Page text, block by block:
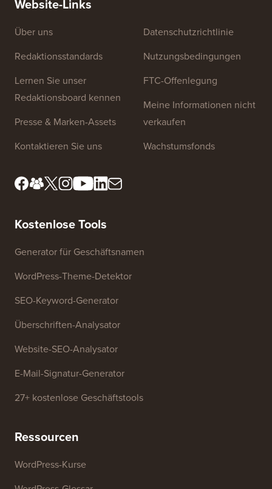
Website-Links
Über uns
Redaktionsstandards
Lernen Sie unser
Redaktionsboard kennen
Presse & Marken-Assets
Datenschutzrichtlinie
Nutzungsbedingungen
Kostenlose Tools
Generator für Geschäftsnamen
WordPress-Theme-Detektor
SEO-Keyword-Generator
Website-SEO-Analysator
E-Mail-Signatur-Generator